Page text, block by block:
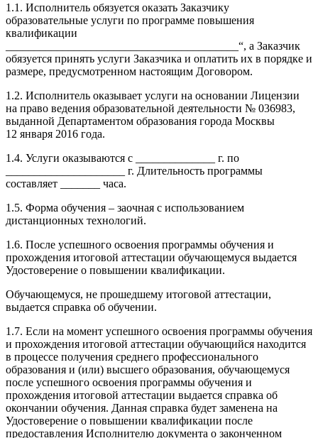
1.1. Исполнитель обязуется оказать Заказчику
образовательные услуги по программе повышения
квалификации
_________________________________________“, а Заказчик
обязуется принять услуги Заказчика и оплатить их в порядке и
размере, предусмотренном настоящим Договором.
1.2. Исполнитель оказывает услуги на основании Лицензии
на право ведения образовательной деятельности № 036983,
выданной Департаментом образования города Москвы
12 января 2016 года.
1.4. Услуги оказываются с ______________ г. по
_____________________ г. Длительность программы
составляет _______ часа.
1.5. Форма обучения – заочная с использованием
дистанционных технологий.
1.6. После успешного освоения программы обучения и
прохождения итоговой аттестации обучающемуся выдается
Удостоверение о повышении квалификации.
Обучающемуся, не прошедшему итоговой аттестации,
выдается справка об обучении.
1.7. Если на момент успешного освоения программы обучения
и прохождения итоговой аттестации обучающийся находится
в процессе получения среднего профессионального
образования и (или) высшего образования, обучающемуся
после успешного освоения программы обучения и
прохождения итоговой аттестации выдается справка об
окончании обучения. Данная справка будет заменена на
Удостоверение о повышении квалификации после
предоставления Исполнителю документа о законченном